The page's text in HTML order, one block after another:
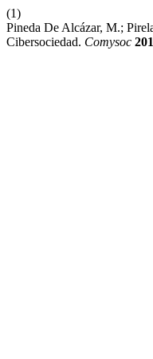
(1)
Pineda De Alcázar, M.;
Cibersociedad. Comysoc